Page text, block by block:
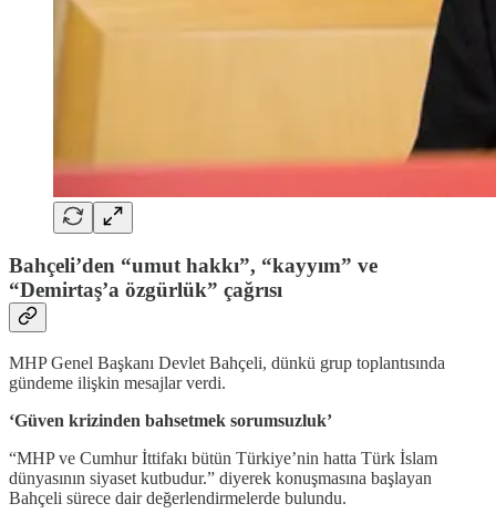
Bahçeli’den “umut hakkı”, “kayyım” ve
“Demirtaş’a özgürlük” çağrısı
MHP Genel Başkanı Devlet Bahçeli, dünkü grup toplantısında
gündeme ilişkin mesajlar verdi.
‘Güven krizinden bahsetmek sorumsuzluk’
“MHP ve Cumhur İttifakı bütün Türkiye’nin hatta Türk İslam
dünyasının siyaset kutbudur.” diyerek konuşmasına başlayan
Bahçeli sürece dair değerlendirmelerde bulundu.